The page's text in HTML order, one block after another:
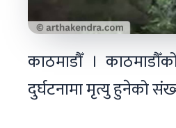
काठमाडौँ ।
दुर्घटनामा मृत्यु हुनेको